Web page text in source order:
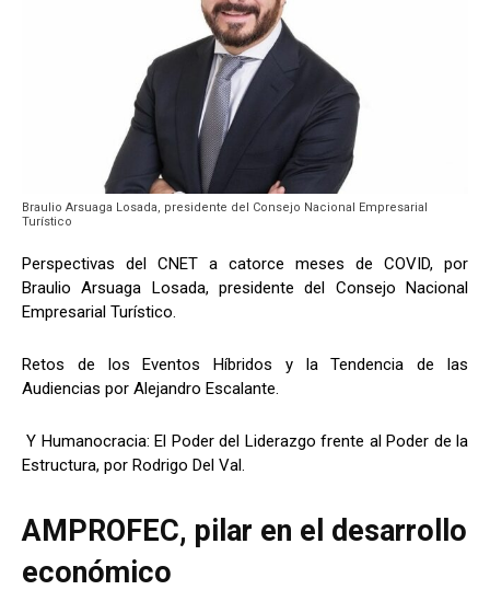
Braulio Arsuaga Losada, presidente del Consejo Nacional Empresarial
Turístico
Perspectivas del CNET a catorce meses de COVID, por
Braulio Arsuaga Losada, presidente del Consejo Nacional
Empresarial Turístico.
Retos de los Eventos Híbridos y la Tendencia de las
Audiencias por Alejandro Escalante.
Y Humanocracia: El Poder del Liderazgo frente al Poder de la
Estructura, por Rodrigo Del Val.
AMPROFEC, pilar en el desarrollo
económico